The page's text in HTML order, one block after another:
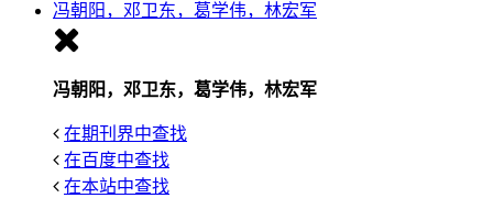
冯朝阳，邓卫东，葛学伟，林宏军
冯朝阳，邓卫东，葛学伟，林宏军
在期刊界中查找
在百度中查找
在本站中查找